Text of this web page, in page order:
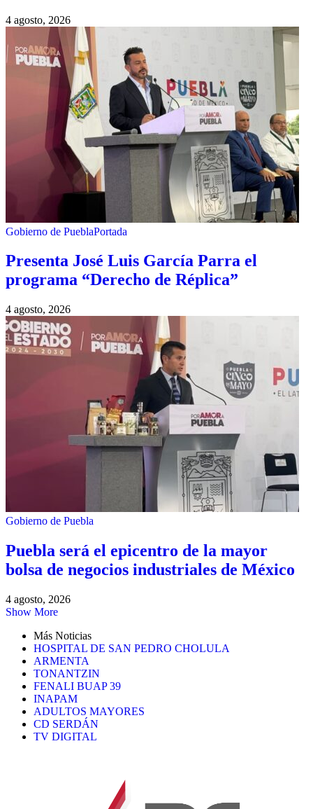
4 agosto, 2026
Gobierno de PueblaPortada
Presenta José Luis García Parra el
programa “Derecho de Réplica”
4 agosto, 2026
Gobierno de Puebla
Puebla será el epicentro de la mayor
bolsa de negocios industriales de México
4 agosto, 2026
Show More
Más Noticias
HOSPITAL DE SAN PEDRO CHOLULA
ARMENTA
TONANTZIN
FENALI BUAP 39
INAPAM
ADULTOS MAYORES
CD SERDÁN
TV DIGITAL